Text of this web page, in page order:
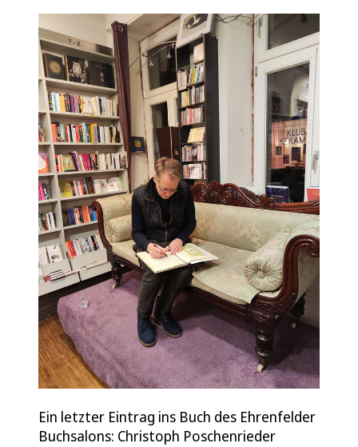
Ein letzter Eintrag ins Buch des Ehrenfelder
Buchsalons: Christoph Poschenrieder